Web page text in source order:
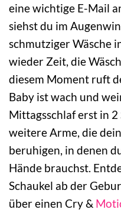
eine wichtige E-Mail
siehst du im
schmutziger Wäsche
wieder Zeit, die
diesem Moment ruft
Baby ist wach und
Mittagsschlaf erst in
weitere Arme, die
beruhigen, in denen
Hände brauchst.
Schaukel ab der
über einen Cry &